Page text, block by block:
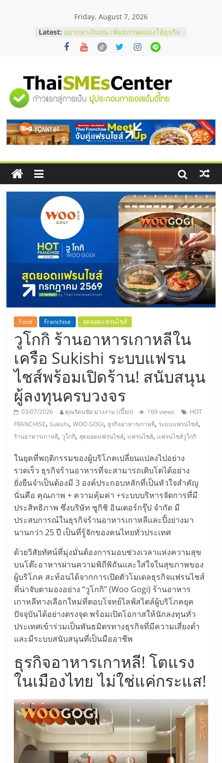
Friday, August 7, 2026
Latest: บริษัท Cybersecurity ในไทยที่ไหนดี?
วิธีเลือกผู้ให้บริการให้คุ้มค่าและตอบ
โจทย์ธุรกิจ
สัมมนาออนไลน์ โอกาสบริหารสถานี
บริการน้ำมัน Shell
สัมมนาลงทุน แฟรนไชส์ยอนนี่
ไชส์ ครั้งที่ 8
ร้านเครื่องเสียงคุณภาพสูง พร้อม
โซลูชันระบบภาพและเสียง
"ศูนย์
รวม
ข้อมูล
ธุรกิจ
SME
แห่ง
ประเทศไทย,
ThaiSMEsCenter,
รวม
ธุรกิจ
เอ
ส
เอ็
มอี
ไทย,
SMEs,
แฟ
รน
ไชส์,
ที่
ปรึกษา
แฟ
รน
ไชส์,
รวม
Food Franchise สุดยอดแฟรนไชส์
วูโกกิ ร้านอาหารเกาหลีใน
เครือ Sukishi ระบบแฟรน
ไชส์พร้อมเปิดร้าน! สนับสนุน
ผู้ลงทุนครบวงจร
03/07/2026 คุณรัตนชัย ม่วงงาม (เปี๊ยก) 169 views
HOT
FRANCHISE,Sukishi,WOO GOGI, ธุรกิจอาหารเกาหลี, ระบบแฟรนไชส์,
ร้านอาหารเกาหลี, วูโกกิ, สุดยอดแฟรนไชส์, แฟรนไชส์, แฟรนไชส์วูโกกิ
ในยุคที่พฤติกรรมของผู้บริโภคเปลี่ยนแปลงไปอย่าง
รวดเร็ว ธุรกิจร้านอาหารที่จะสามารถเติบโตได้อย่าง
ยั่งยืนจำเป็นต้องมี 3 องค์ประกอบหลักที่เป็นหัวใจสำคัญ
นั่นคือ คุณภาพ + ความคุ้มค่า +ระบบบริหารจัดการที่มี
ประสิทธิภาพ ซึ่งบริษัท ซูกิชิ อินเตอร์กรุ๊ป จำกัด มี
ประสบการณ์ในธุรกิจร้านอาหารเกาหลีและปิ้งย่างมา
นานกว่า 25 ปี เป็นที่รู้จักของคนไทยทั่วประเทศ
ด้วยวิสัยทัศน์ที่มุ่งมั่นต้องการมอบช่วงเวลาแห่งความสุข
บนโต๊ะอาหารผ่านความพิถีพิถันและใส่ใจในสุขภาพของ
ผู้บริโภค สะท้อนได้จากการเปิดตัวโมเดลธุรกิจแฟรนไชส์
ที่น่าจับตามองอย่าง “วูโกกิ” (Woo Gogi) ร้านอาหาร
เกาหลีทางเลือกใหม่ที่ตอบโจทย์ไลฟ์สไตล์ผู้บริโภคยุค
ปัจจุบันได้อย่างตรงจุด พร้อมเปิดโอกาสให้นักลงทุนทั่ว
ประเทศเข้าร่วมเป็นพันธมิตรทางธุรกิจที่มีความเสี่ยงต่ำ
และมีระบบสนับสนุนที่เป็นมืออาชีพ
ธุรกิจอาหารเกาหลี! โตแรง
ในเมืองไทย ไม่ใช่แค่กระแส!